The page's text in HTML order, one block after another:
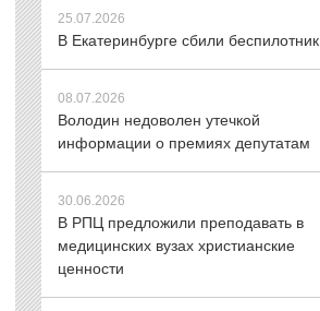
25.07.2026
В Екатеринбурге сбили беспилотник
08.07.2026
Володин недоволен утечкой
информации о премиях депутатам
30.06.2026
В РПЦ предложили преподавать в
медицинских вузах христианские
ценности